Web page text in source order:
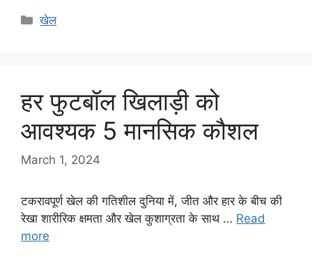
Categories
खेल
हर फुटबॉल खिलाड़ी को
आवश्यक 5 मानसिक कौशल
March 1, 2024
टकरावपूर्ण खेल की गतिशील दुनिया में, जीत और हार के बीच की
रेखा शारीरिक क्षमता और खेल कुशाग्रता के साथ … Read
more